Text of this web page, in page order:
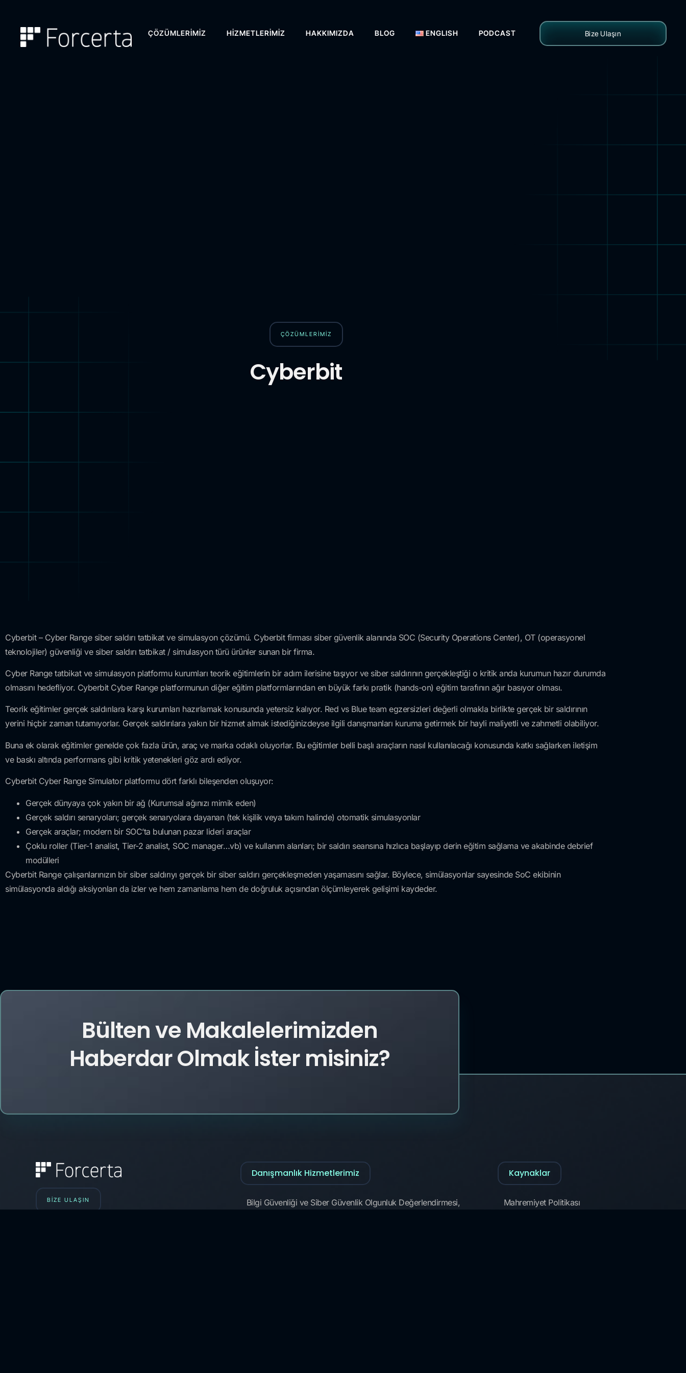
ÇÖZÜMLERIMIZ HIZMETLERIMIZ HAKKIMIZDA BLOG ENGLISH PODCAST Bize Ulaşın
ÇÖZÜMLERİMİZ
Cyberbit
Cyberbit – Cyber Range siber saldırı tatbikat ve simulasyon çözümü. Cyberbit firması siber güvenlik alanında SOC (Security Operations Center), OT (operasyonel
teknolojiler) güvenliği ve siber saldırı tatbikat / simulasyon türü ürünler sunan bir firma.
Cyber Range tatbikat ve simulasyon platformu kurumları teorik eğitimlerin bir adım ilerisine taşıyor ve siber saldırının gerçekleştiği o kritik anda kurumun hazır durumda
olmasını hedefliyor. Cyberbit Cyber Range platformunun diğer eğitim platformlarından en büyük farkı pratik (hands-on) eğitim tarafının ağır basıyor olması.
Teorik eğitimler gerçek saldırılara karşı kurumları hazırlamak konusunda yetersiz kalıyor. Red vs Blue team egzersizleri değerli olmakla birlikte gerçek bir saldırının
yerini hiçbir zaman tutamıyorlar. Gerçek saldırılara yakın bir hizmet almak istediğinizdeyse ilgili danışmanları kuruma getirmek bir hayli maliyetli ve zahmetli olabiliyor.
Buna ek olarak eğitimler genelde çok fazla ürün, araç ve marka odaklı oluyorlar. Bu eğitimler belli başlı araçların nasıl kullanılacağı konusunda katkı sağlarken iletişim
ve baskı altında performans gibi kritik yetenekleri göz ardı ediyor.
Cyberbit Cyber Range Simulator platformu dört farklı bileşenden oluşuyor:
Gerçek dünyaya çok yakın bir ağ (Kurumsal ağınızı mimik eden)
Gerçek saldırı senaryoları; gerçek senaryolara dayanan (tek kişilik veya takım halinde) otomatik simulasyonlar
Gerçek araçlar; modern bir SOC’ta bulunan pazar lideri araçlar
Çoklu roller (Tier-1 analist, Tier-2 analist, SOC manager…vb) ve kullanım alanları; bir saldırı seansına hızlıca başlayıp derin eğitim sağlama ve akabinde debrief
modülleri
Cyberbit Range çalışanlarınızın bir siber saldırıyı gerçek bir siber saldırı gerçekleşmeden yaşamasını sağlar. Böylece, simülasyonlar sayesinde SoC ekibinin
simülasyonda aldığı aksiyonları da izler ve hem zamanlama hem de doğruluk açısından ölçümleyerek gelişimi kaydeder.
Bülten ve Makalelerimizden
Haberdar Olmak İster misiniz?
BİZE ULAŞIN
Danışmanlık Hizmetlerimiz
Bilgi Güvenliği ve Siber Güvenlik Olgunluk Değerlendirmesi,
Kaynaklar
Mahremiyet Politikası